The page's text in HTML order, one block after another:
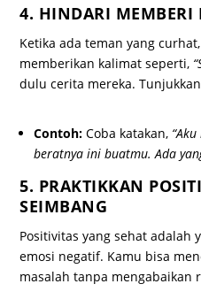
4. HINDARI MEMBERI
Ketika ada teman yang
memberikan kalimat seperti,
dulu cerita mereka.
Contoh: Coba katakan,
beratnya ini buatmu. Ada
5. PRAKTIKKAN
SEIMBANG
Positivitas yang sehat adalah
emosi negatif. Kamu bisa
masalah tanpa mengabaikan